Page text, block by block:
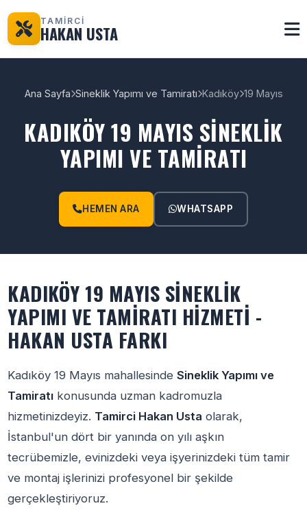
TAMİRCİ
HAKAN USTA
Ana Sayfa Sineklik Yapımı ve Tamiratı Kadıköy 19 Mayıs
KADIKÖY 19 MAYIS SINEKLIK
YAPIMI VE TAMIRATI
HEMEN ARA WHATSAPP
KADIKÖY 19 MAYIS SINEKLIK
YAPIMI VE TAMIRATI HIZMETI -
HAKAN USTA FARKI
Kadıköy 19 Mayıs mahallesindeSineklik Yapımı ve
Tamiratı konusunda uzman kadromuzla
hizmetinizdeyiz. Tamirci Hakan Usta olarak,
İstanbul'un dört bir yanında on yılı aşkın
tecrübemizle, evinizdeki veya işyerinizdeki tüm tamir
ve montaj işlerinizi profesyonel bir şekilde
gerçekleştiriyoruz.